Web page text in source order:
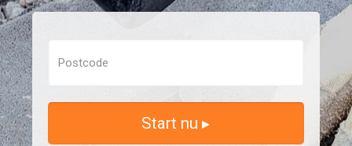
Start nu ▸